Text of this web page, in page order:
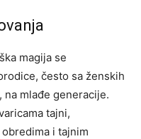
magija se
često sa ženskih
na mlađe generacije.
tajni,
i tajnim